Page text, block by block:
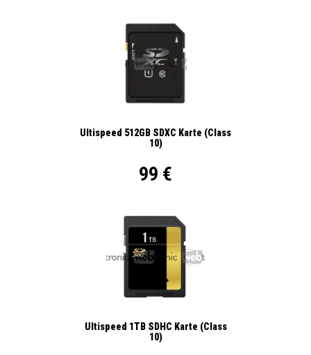
Ultispeed 512GB SDXC Karte (Class
10)
99 €
Ultispeed 1TB SDHC Karte (Class
10)